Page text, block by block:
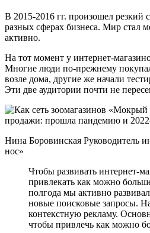
В 2015-2016 гг. произошел резкий
разных сферах бизнеса. Мир стал
активно.
На тот момент у интернет-
Многие люди по-прежнему
возле дома, другие же начали
Эти две аудитории почти не
Нина Боровинская Руководитель
нос»
Чтобы развивать интернет-
привлекать как можно
полгода мы активно
новые поисковые запросы.
контекстную рекламу.
чтобы привлечь как можно